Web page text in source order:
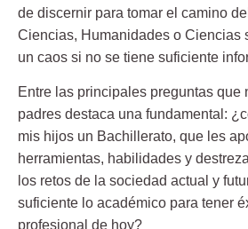
de discernir para tomar el camino
Ciencias, Humanidades o Ciencias
un caos si no se tiene suficiente
Entre las principales preguntas que
padres destaca una fundamental:
mis hijos un Bachillerato, que les
herramientas, habilidades y
los retos de la sociedad actual y
suficiente lo académico para tener
profesional de hoy?